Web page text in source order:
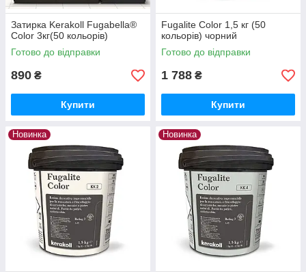
Затирка Kerakoll Fugabella®
Color 3кг(50 кольорів)
Готово до відправки
890 ₴
Купити
Fugalite Color 1,5 кг (50
кольорів) чорний
Готово до відправки
1 788 ₴
Купити
Новинка Новинка